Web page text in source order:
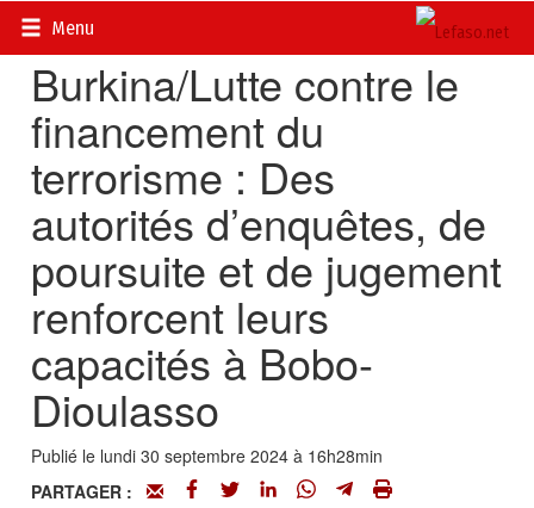
Menu
Accueil>
Burkina/Lutte contre le
financement du
terrorisme : Des
autorités d’enquêtes, de
poursuite et de jugement
renforcent leurs
capacités à Bobo-
Dioulasso
Publié le lundi 30 septembre 2024 à 16h28min
PARTAGER :